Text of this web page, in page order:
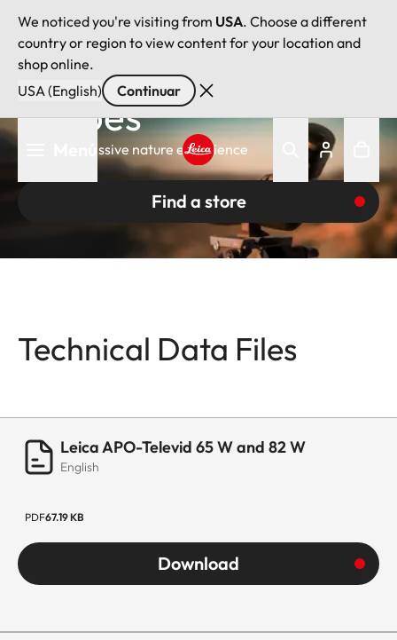
We noticed you're visiting from USA. Choose a different
country or region to view content for your location and
shop online.
USA (English)
Continuar
Pasar
Leica logo - Home
Leica Spotting
Scopes
For an impressive nature experience
Find a store
Technical Data Files
Leica APO-Televid 65 W and 82 W
English
PDF67.19 KB
Download